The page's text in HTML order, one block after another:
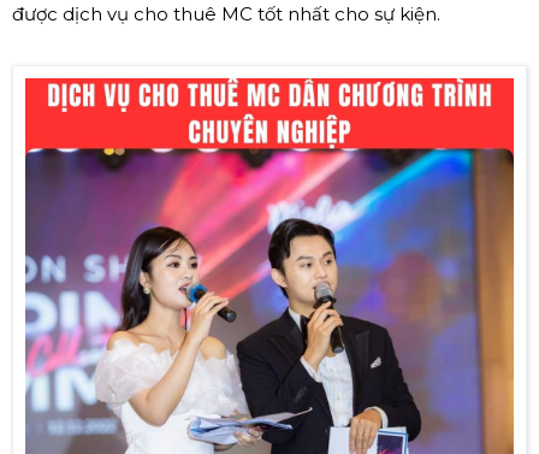
được dịch vụ cho thuê MC tốt nhất cho sự kiện.